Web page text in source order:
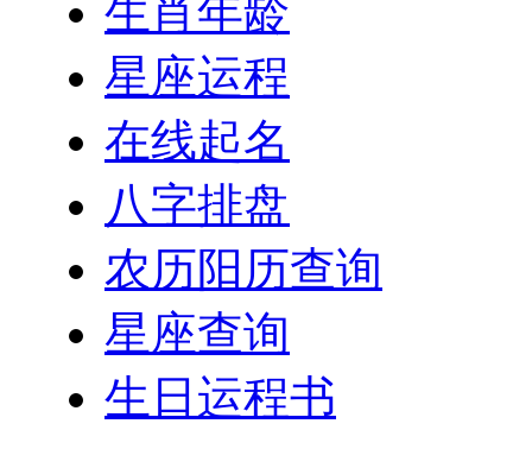
生肖年龄
星座运程
在线起名
八字排盘
农历阳历查询
星座查询
生日运程书